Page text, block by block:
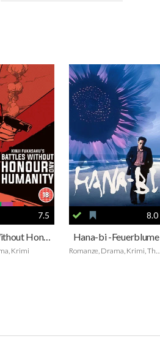
7.5
Battles Without Honor And Humanity
Krimi
8.0
Hana-bi -Feuerblume